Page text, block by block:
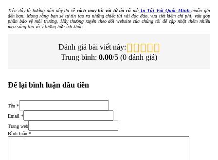
Trên đây là hướng dẫn đầy đủ về cách may túi vải từ áo cũ màIn Túi Vải Quốc Minhmuốn gửi
đến bạn. Mong rằng bạn sẽ tự tin tạo ra những chiếc túi vải độc đáo, vừa tiết kiệm chi phí, vừa góp
phần bảo vệ môi trường. Hãy thường xuyên theo dõi website của chúng tôi để cập nhật thêm nhiều
mẹo sáng tạo và ý tưởng hữu ích khác.
Đánh giá bài viết này:
Trung bình: 0.00/5 (0 đánh giá)
Để lại bình luận đầu tiên
Tên *
Email *
Trang web
Bình luận *